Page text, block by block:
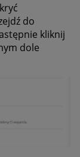
do
kliknij
dole